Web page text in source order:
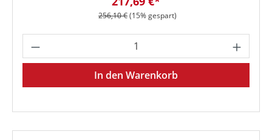
Regulärer Preis:
256,10 €(15% gespart)
Produkt Anzahl: Gib den
In den Warenkorb